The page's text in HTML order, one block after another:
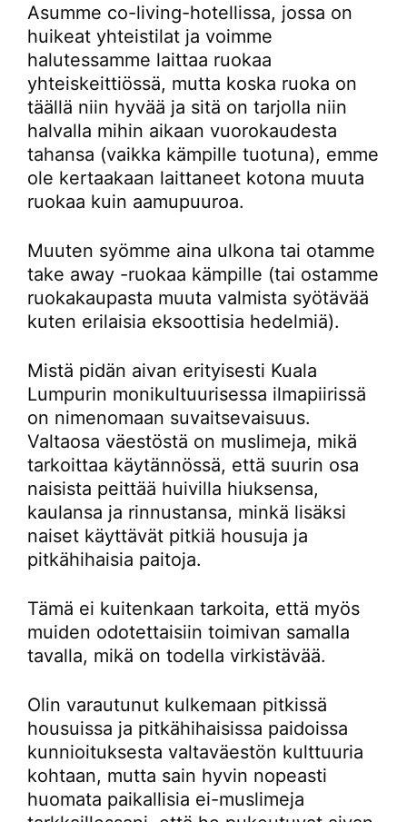
Asumme co-living-hotellissa, jossa on
huikeat yhteistilat ja voimme
halutessamme laittaa ruokaa
yhteiskeittiössä, mutta koska ruoka on
täällä niin hyvää ja sitä on tarjolla niin
halvalla mihin aikaan vuorokaudesta
tahansa (vaikka kämpille tuotuna), emme
ole kertaakaan laittaneet kotona muuta
ruokaa kuin aamupuuroa.
Muuten syömme aina ulkona tai otamme
take away -ruokaa kämpille (tai ostamme
ruokakaupasta muuta valmista syötävää
kuten erilaisia eksoottisia hedelmiä).
Mistä pidän aivan erityisesti Kuala
Lumpurin monikultuurisessa ilmapiirissä
on nimenomaan suvaitsevaisuus.
Valtaosa väestöstä on muslimeja, mikä
tarkoittaa käytännössä, että suurin osa
naisista peittää huivilla hiuksensa,
kaulansa ja rinnustansa, minkä lisäksi
naiset käyttävät pitkiä housuja ja
pitkähihaisia paitoja.
Tämä ei kuitenkaan tarkoita, että myös
muiden odotettaisiin toimivan samalla
tavalla, mikä on todella virkistävää.
Olin varautunut kulkemaan pitkissä
housuissa ja pitkähihaisissa paidoissa
kunnioituksesta valtaväestön kulttuuria
kohtaan, mutta sain hyvin nopeasti
huomata paikallisia ei-muslimeja